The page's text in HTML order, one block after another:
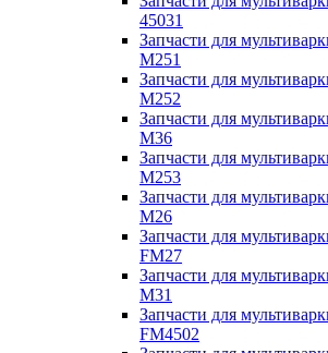
45031
Запчасти для
M251
Запчасти для
M252
Запчасти для
M36
Запчасти для
M253
Запчасти для
M26
Запчасти для
FM27
Запчасти для
M31
Запчасти для
FM4502